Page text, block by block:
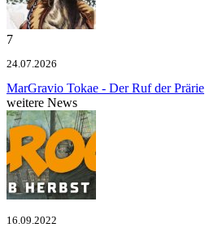
7
24.07.2026
MarGravio Tokae - Der Ruf der Prärie
weitere News
16.09.2022